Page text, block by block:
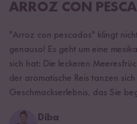
ARROZ CON
"Arroz con pescados" klingt
genauso! Es geht um eine
sich hat: Die leckeren
der aromatische Reis tanzen
Geschmackserlebnis, das Sie
Diba